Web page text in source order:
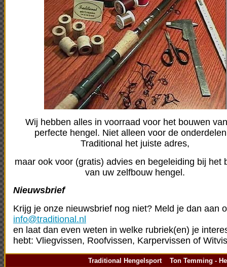
Wij hebben alles in voorraad voor het bouwen
perfecte hengel. Niet alleen voor de
Traditional het juiste adres,
maar ook voor (gratis) advies en begeleiding bij het
van uw zelfbouw hengel.
Nieuwsbrief
Krijg je onze nieuwsbrief nog niet? Meld je dan aan
info@traditional.nl
en laat dan even weten in welke rubriek(en) je
hebt: Vliegvissen, Roofvissen, Karpervissen of
Traditional Hengelsport Ton Temming -